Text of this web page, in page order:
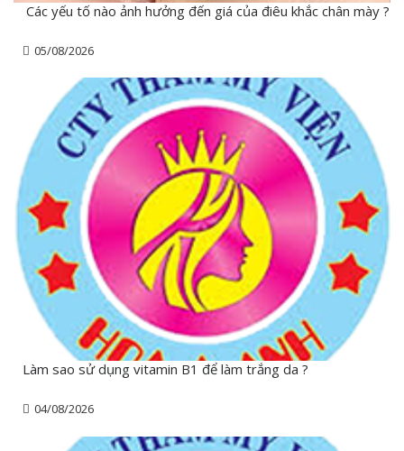
Các yếu tố nào ảnh hưởng đến giá của điêu khắc chân mày ?
05/08/2026
Làm sao sử dụng vitamin B1 để làm trắng da ?
04/08/2026